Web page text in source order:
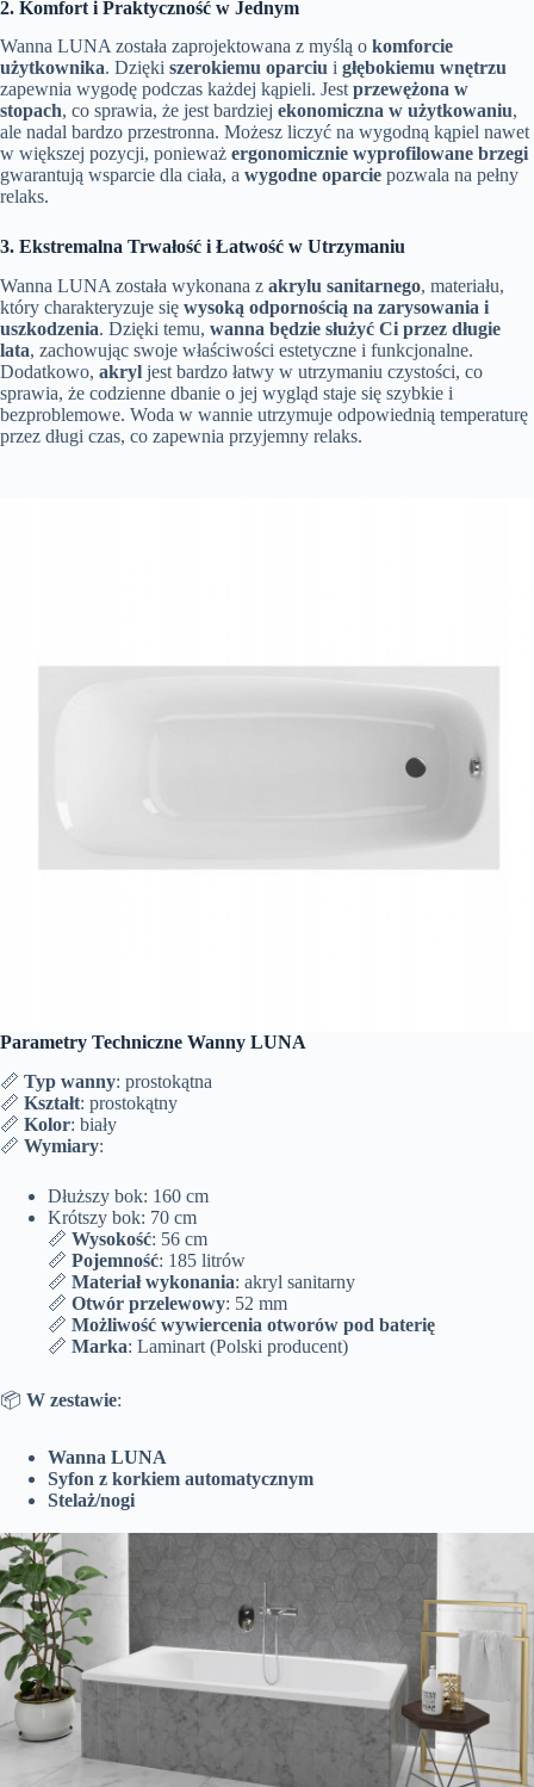
2. Komfort i Praktyczność w Jednym
Wanna LUNA została zaprojektowana z myślą o komforcie
użytkownika. Dzięki szerokiemu oparciu i głębokiemu wnętrzu
zapewnia wygodę podczas każdej kąpieli. Jestprzewężona w
stopach, co sprawia, że jest bardziej ekonomiczna w użytkowaniu,
ale nadal bardzo przestronna. Możesz liczyć na wygodną kąpiel nawet
w większej pozycji, ponieważ ergonomicznie wyprofilowane brzegi
gwarantują wsparcie dla ciała, a wygodne oparcie pozwala na pełny
relaks.
3. Ekstremalna Trwałość i Łatwość w Utrzymaniu
Wanna LUNA została wykonana z akrylu sanitarnego, materiału,
który charakteryzuje się wysoką odpornością na zarysowania i
uszkodzenia. Dzięki temu, wanna będzie służyć Ci przez długie
lata, zachowując swoje właściwości estetyczne i funkcjonalne.
Dodatkowo, akryl jest bardzo łatwy w utrzymaniu czystości, co
sprawia, że codzienne dbanie o jej wygląd staje się szybkie i
bezproblemowe. Woda w wannie utrzymuje odpowiednią temperaturę
przez długi czas, co zapewnia przyjemny relaks.
Parametry Techniczne Wanny LUNA
📏 Typ wanny: prostokątna
📏 Kształt: prostokątny
📏 Kolor: biały
📏 Wymiary:
Dłuższy bok: 160 cm
Krótszy bok: 70 cm
📏 Wysokość: 56 cm
📏 Pojemność: 185 litrów
📏 Materiał wykonania: akryl sanitarny
📏 Otwór przelewowy: 52 mm
📏 Możliwość wywiercenia otworów pod baterię
📏 Marka: Laminart (Polski producent)
📦 W zestawie:
Wanna LUNA
Syfon z korkiem automatycznym
Stelaż/nogi